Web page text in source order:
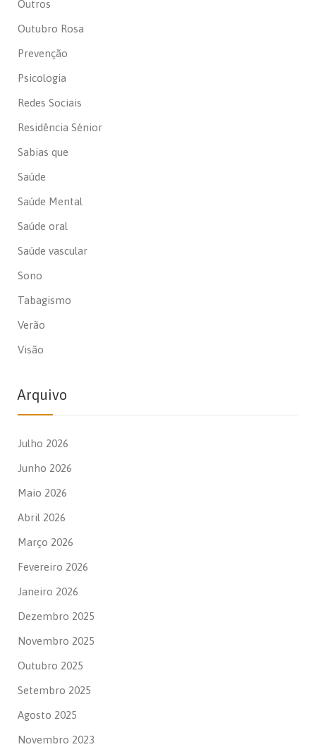
Outros
Outubro Rosa
Prevenção
Psicologia
Redes Sociais
Residência Sénior
Sabias que
Saúde
Saúde Mental
Saúde oral
Saúde vascular
Sono
Tabagismo
Verão
Visão
Arquivo
Julho 2026
Junho 2026
Maio 2026
Abril 2026
Março 2026
Fevereiro 2026
Janeiro 2026
Dezembro 2025
Novembro 2025
Outubro 2025
Setembro 2025
Agosto 2025
Novembro 2023